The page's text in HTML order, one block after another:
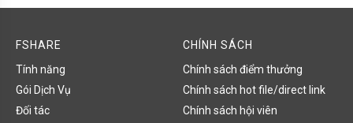
FSHARE
Tính năng
Gói Dịch Vụ
Đối tác
CHÍNH SÁCH
Chính sách điểm thưởng
Chính sách hot file/direct link
Chính sách hội viên